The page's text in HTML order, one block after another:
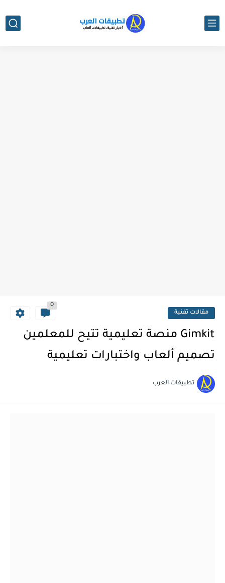
مقالات تقنية
0
Gimkit منصة تعليمية تتيح للمعلمين
تصميم ألعاب واختبارات تعليمية
تطبيقات العرب